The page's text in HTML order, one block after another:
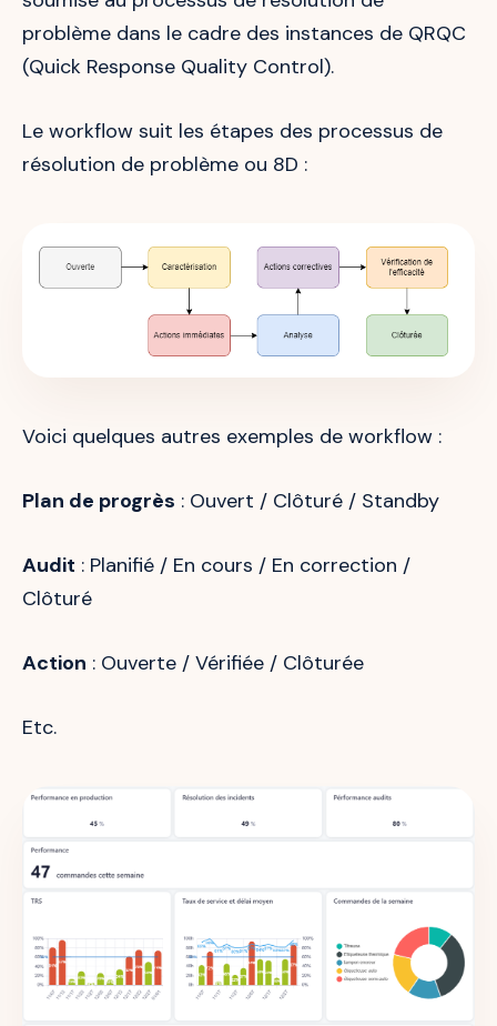
problème dans le cadre des instances de QRQC
(Quick Response Quality Control).
Le workflow suit les étapes des processus de
résolution de problème ou 8D :
Voici quelques autres exemples de workflow :
Plan de progrès : Ouvert / Clôturé / Standby
Audit : Planifié / En cours / En correction /
Clôturé
Action : Ouverte / Vérifiée / Clôturée
Etc.